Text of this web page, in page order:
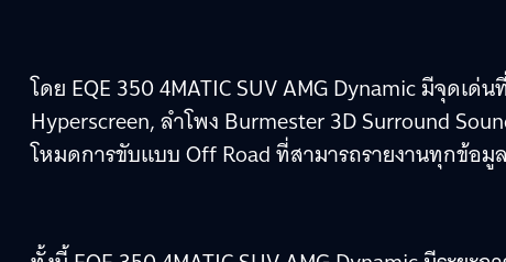
โดย EQE 350 4MATIC SUV AMG Dynamic มีจุด
Hyperscreen, ลำโพง Burmester 3D Surround
โหมดการขับแบบ Off Road ที่สามารถรายงานทุกข้อ